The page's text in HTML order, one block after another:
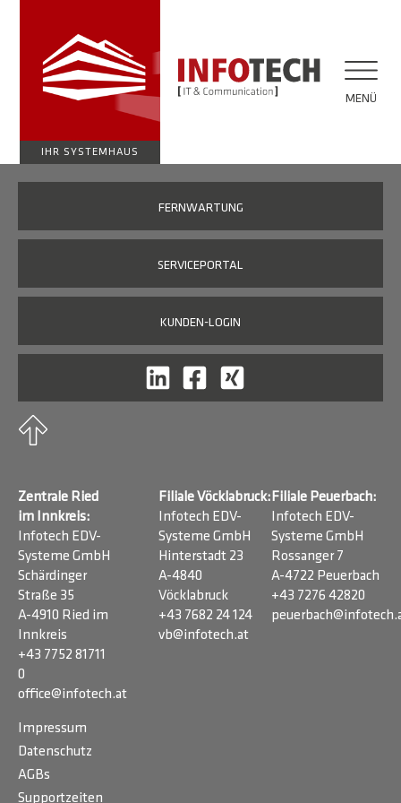
IHR SYSTEMHAUS
MENÜ
FERNWARTUNG
SERVICEPORTAL
KUNDEN-LOGIN
Zentrale Ried
im Innkreis:
Infotech EDV-
Systeme GmbH
Schärdinger
Straße 35
A-4910 Ried im
Innkreis
+43 7752 81711
0
office@infotech.at
Filiale Vöcklabruck:
Infotech EDV-
Systeme GmbH
Hinterstadt 23
A-4840
Vöcklabruck
+43 7682 24 124
vb@infotech.at
Filiale Peuerbach:
Infotech EDV-
Systeme GmbH
Rossanger 7
A-4722 Peuerbach
+43 7276 42820
Impressum
Datenschutz
AGBs
Supportzeiten